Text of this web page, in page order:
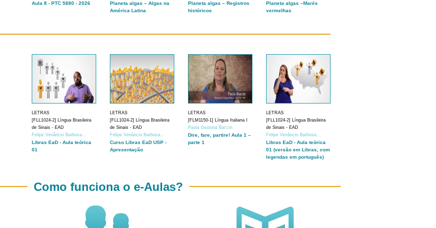
Aula 8 - PTC 5880 - 2026
Planeta algas – Algas na
América Latina
Planeta algas – Registros
históricos
Planeta algas –Marés
vermelhas
LETRAS
[FLL1024-2] Língua Brasileira
de Sinais - EAD
Felipe Venâncio Barbosa...
Libras EaD - Aula teórica
01
LETRAS
[FLL1024-2] Língua Brasileira
de Sinais - EAD
Felipe Venâncio Barbosa...
Curso Libras EaD USP -
Apresentação
LETRAS
[FLM1150-1] Língua Italiana I
Paola Giustina Baccin
Dire, fare, partire! Aula 1 –
parte 1
LETRAS
[FLL1024-2] Língua Brasileira
de Sinais - EAD
Felipe Venâncio Barbosa...
Libras EaD - Aula teórica
01 (versão em Libras, com
legendas em português)
Como funciona o e-Aulas?